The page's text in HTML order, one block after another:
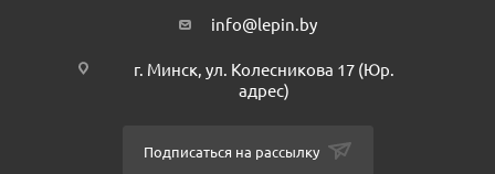
украшения для Святочного бала и вращающийся танцпол.
персонажей и элементов из фильмов «Гарри Поттер и
узник Азкабана» и «Гарри Поттер и Кубок огня»... Тебе ни
info@lepin.by
г. Минск, ул. Колесникова 17 (Юр.
адрес)
Подписаться на рассылку